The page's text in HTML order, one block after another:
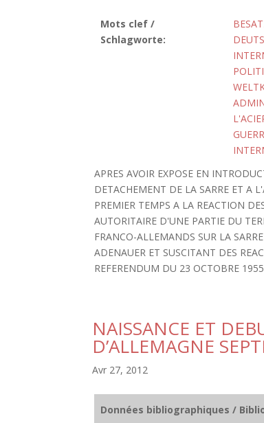
Mots clef /
Schlagworte:
APRES AVOIR EXPOSE EN
DETACHEMENT DE LA SARRE ET A
PREMIER TEMPS A LA REACTION
AUTORITAIRE D'UNE PARTIE DU
FRANCO-ALLEMANDS SUR LA
ADENAUER ET SUSCITANT DES
REFERENDUM DU 23 OCTOBRE
NAISSANCE ET
D’ALLEMAGNE
Avr 27, 2012
Données bibliographiques /